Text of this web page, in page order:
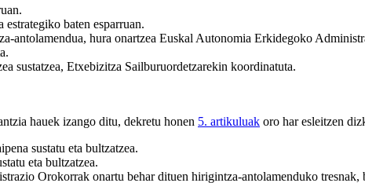
baten esparruan.
antolamendua, hura onartzea Euskal Autonomia Erkidegoko
sustatzea, Etxebizitza Sailburuordetzarekin koordinatuta.
hauek izango ditu, dekretu honen 5. artikuluak oro har esleitzen
sustatu eta bultzatzea.
eta bultzatzea.
Orokorrak onartu behar dituen hirigintza-antolamenduko